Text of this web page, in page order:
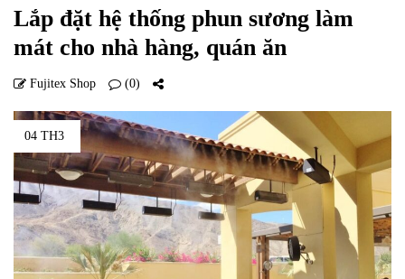
Lắp đặt hệ thống phun sương làm
mát cho nhà hàng, quán ăn
Fujitex Shop (0)
04 TH3